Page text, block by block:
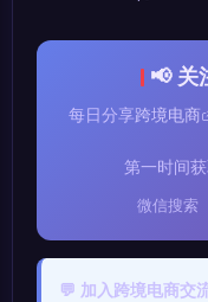
📢 关
每日分享跨境电商
第一时间
微信搜索
💬 加入跨境电商交